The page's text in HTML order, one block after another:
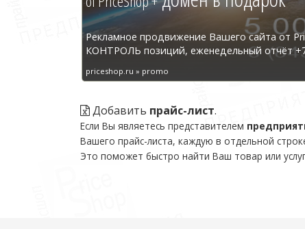
Рекламное продвижение Вашего сайта от
КОНТРОЛЬ позиций, еженедельный отчёт
priceshop.ru » promo
Добавить прайс-лист.
Если Вы являетесь представителем
Вашего прайс-листа, каждую в отдельной
Это поможет быстро найти Ваш товар или